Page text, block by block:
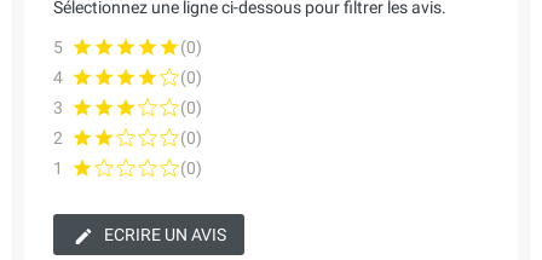
Sélectionnez une ligne ci-dessous pour filtrer les avis.
5
(0)
4
(0)
3
(0)
2
(0)
1
(0)
ECRIRE UN AVIS